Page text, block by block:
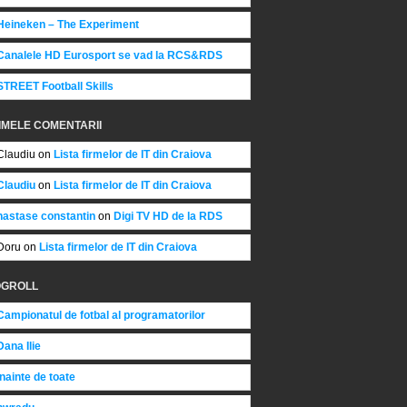
– The Experiment
HD Eurosport se vad la RCS&RDS
Football Skills
COMENTARII
on Lista firmelor de IT din Craiova
on Lista firmelor de IT din Craiova
constantin on Digi TV HD de la RDS
on Lista firmelor de IT din Craiova
de fotbal al programatorilor
Ilie
Inainte de toate